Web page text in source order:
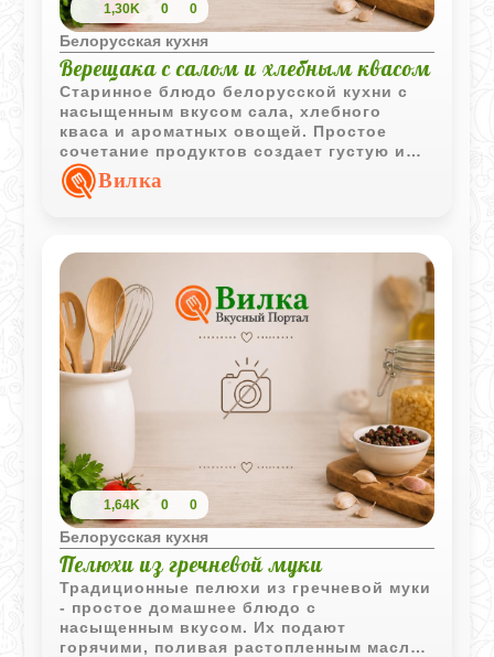
1,30K 0 0
Белорусская кухня
Верещака с салом и хлебным квасом
Старинное блюдо белорусской кухни с
насыщенным вкусом сала, хлебного
кваса и ароматных овощей. Простое
сочетание продуктов создает густую и
сытную подливу, которую традиционно
подают горячей.
Вилка
1,64K 0 0
Белорусская кухня
Пелюхи из гречневой муки
Традиционные пелюхи из гречневой муки
- простое домашнее блюдо с
насыщенным вкусом. Их подают
горячими, поливая растопленным маслом